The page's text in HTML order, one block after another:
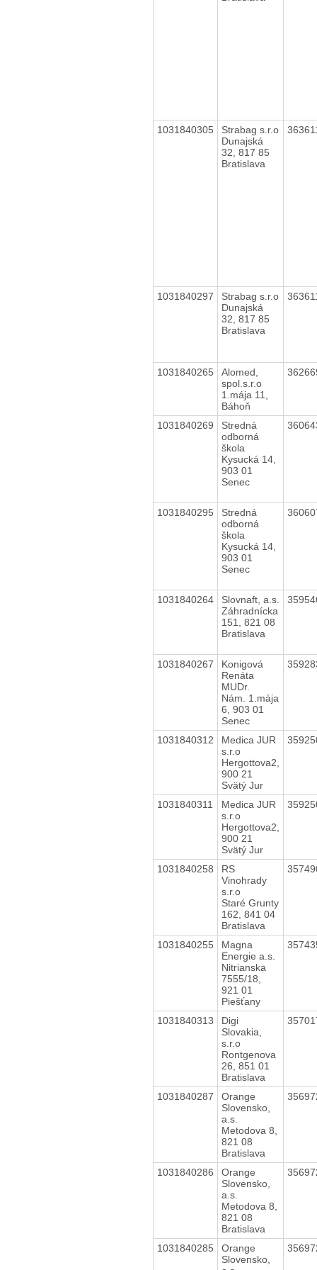
1031840305
Strabag s.r.o
Dunajská
32, 817 85
Bratislava
1031840297
Strabag s.r.o
Dunajská
32, 817 85
Bratislava
1031840265
Alomed,
spol.s.r.o
1.mája 11,
Báhoň
1031840269
Stredná
odborná
škola
Kysucká 14,
903 01
Senec
1031840295
Stredná
odborná
škola
Kysucká 14,
903 01
Senec
1031840264
Slovnaft, a.s.
Záhradnícka
151, 821 08
Bratislava
1031840267
Konigová
Renáta
MUDr.
Nám. 1.mája
6, 903 01
Senec
1031840312
Medica JUR
s.r.o
Hergottova2,
900 21
Svätý Jur
1031840311
Medica JUR
s.r.o
Hergottova2,
900 21
Svätý Jur
1031840258
RS
Vinohrady
s.r.o
Staré Grunty
162, 841 04
Bratislava
1031840255
Magna
Energie a.s.
Nitrianska
7555/18,
921 01
Piešťany
1031840313
Digi
Slovakia,
s.r.o
Rontgenova
26, 851 01
Bratislava
1031840287
Orange
Slovensko,
a.s.
Metodova 8,
821 08
Bratislava
1031840286
Orange
Slovensko,
a.s.
Metodova 8,
821 08
Bratislava
1031840285
Orange
Slovensko,